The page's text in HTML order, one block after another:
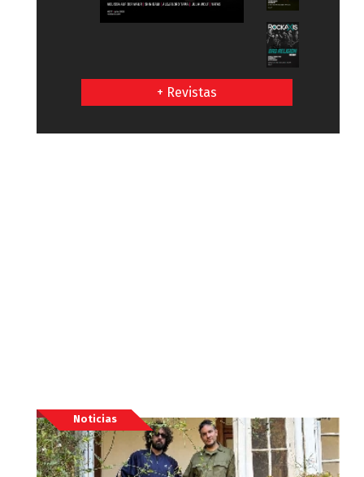
+ Revistas
Noticias